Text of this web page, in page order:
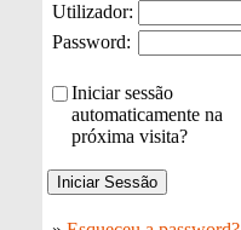
Utilizador:
Password:
Iniciar sessão
automaticamente na
próxima visita?